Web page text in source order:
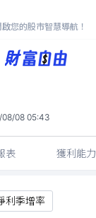
您的股市智慧導航！
-
08/08 05:43
表 獲利能力
利季增率